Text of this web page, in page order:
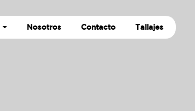
Nosotros Contacto Tallajes